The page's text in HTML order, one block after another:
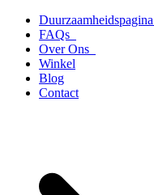
naar
inhoud
Duurzaamheidspagina
FAQs
Over Ons
Winkel
Blog
Contact